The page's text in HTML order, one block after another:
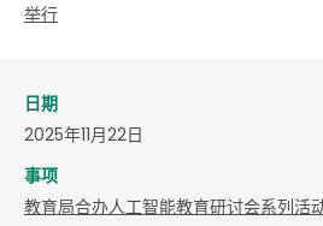
举行
日期
2025年11月22日
事项
教育局合办人工智能教育研讨会系列活